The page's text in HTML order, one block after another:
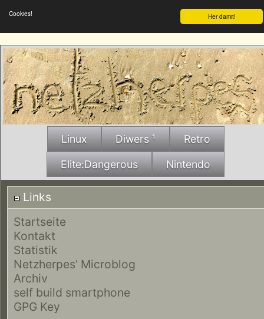
Her damit!
Cookies!
Linux Diwers ¹ Retro
Elite:Dangerous Nintendo
Links
Startseite
Kontakt
Statistik
Netzherpes' Microblog
Archiv
self build smartphone
GPG Key